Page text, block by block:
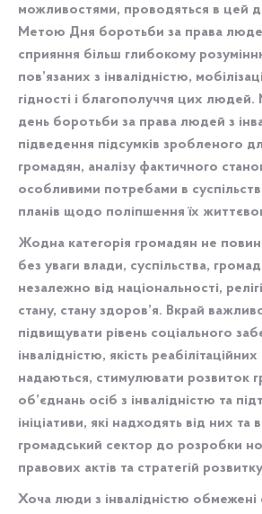
можливостями, проводяться в цей
Метою Дня боротьби за права
сприяння більш глибокому
пов’язаних з інвалідністю,
гідності і благополуччя цих
день боротьби за права людей з
підведення підсумків зробленого
громадян, аналізу фактичного
особливими потребами в
планів щодо поліпшення їх
Жодна категорія громадян не
без уваги влади, суспільства,
незалежно від національності,
стану, стану здоров’я. Вкрай
підвищувати рівень соціального
інвалідністю, якість
надаються, стимулювати розвиток
об’єднань осіб з інвалідністю та
ініціативи, які надходять від них та
громадський сектор до розробки
правових актів та стратегій
Хоча люди з інвалідністю обмежені